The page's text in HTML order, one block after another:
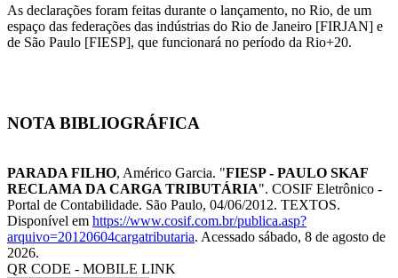
As declarações foram feitas durante o lançamento, no Rio, de um
espaço das federações das indústrias do Rio de Janeiro [FIRJAN] e
de São Paulo [FIESP], que funcionará no período da Rio+20.
NOTA BIBLIOGRÁFICA
PARADA FILHO, Américo Garcia. "FIESP - PAULO SKAF
RECLAMA DA CARGA TRIBUTÁRIA". COSIF Eletrônico -
Portal de Contabilidade. São Paulo, 04/06/2012. TEXTOS.
Disponível em https://www.cosif.com.br/publica.asp?
arquivo=20120604cargatributaria. Acessado sábado, 8 de agosto de
2026.
QR CODE - MOBILE LINK